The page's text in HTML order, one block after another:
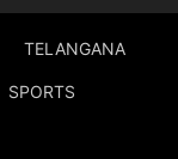
TELANGANA
SPORTS